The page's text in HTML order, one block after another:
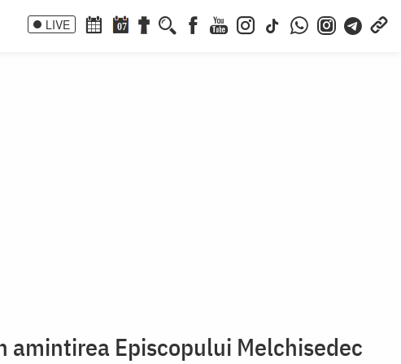
LIVE 07
amintirea Episcopului Melchisedec